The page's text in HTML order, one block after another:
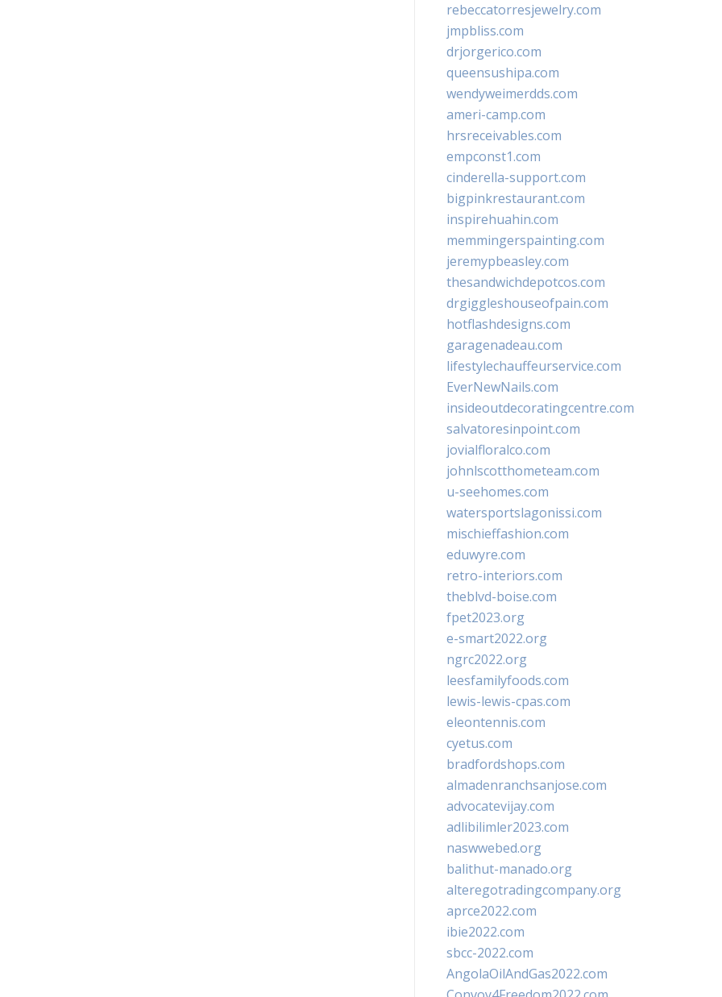
rebeccatorresjewelry.com
jmpbliss.com
drjorgerico.com
queensushipa.com
wendyweimerdds.com
ameri-camp.com
hrsreceivables.com
empconst1.com
cinderella-support.com
bigpinkrestaurant.com
inspirehuahin.com
memmingerspainting.com
jeremypbeasley.com
thesandwichdepotcos.com
drgiggleshouseofpain.com
hotflashdesigns.com
garagenadeau.com
lifestylechauffeurservice.com
EverNewNails.com
insideoutdecoratingcentre.com
salvatoresinpoint.com
jovialfloralco.com
johnlscotthometeam.com
u-seehomes.com
watersportslagonissi.com
mischieffashion.com
eduwyre.com
retro-interiors.com
theblvd-boise.com
fpet2023.org
e-smart2022.org
ngrc2022.org
leesfamilyfoods.com
lewis-lewis-cpas.com
eleontennis.com
cyetus.com
bradfordshops.com
almadenranchsanjose.com
advocatevijay.com
adlibilimler2023.com
naswwebed.org
balithut-manado.org
alteregotradingcompany.org
aprce2022.com
ibie2022.com
sbcc-2022.com
AngolaOilAndGas2022.com